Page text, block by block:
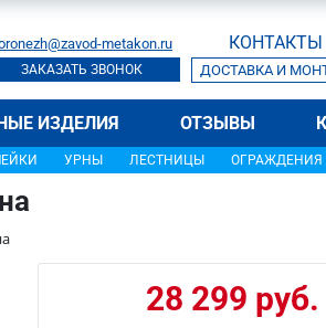
metakon.ru
ЗАКАЗАТЬ ЗВОНОК
КОНТАКТЫ
ДОСТАВКА И
ИЗДЕЛИЯ ОТЗЫВЫ
УРНЫ ЛЕСТНИЦЫ ОГРАЖДЕНИЯ
28 299 руб.